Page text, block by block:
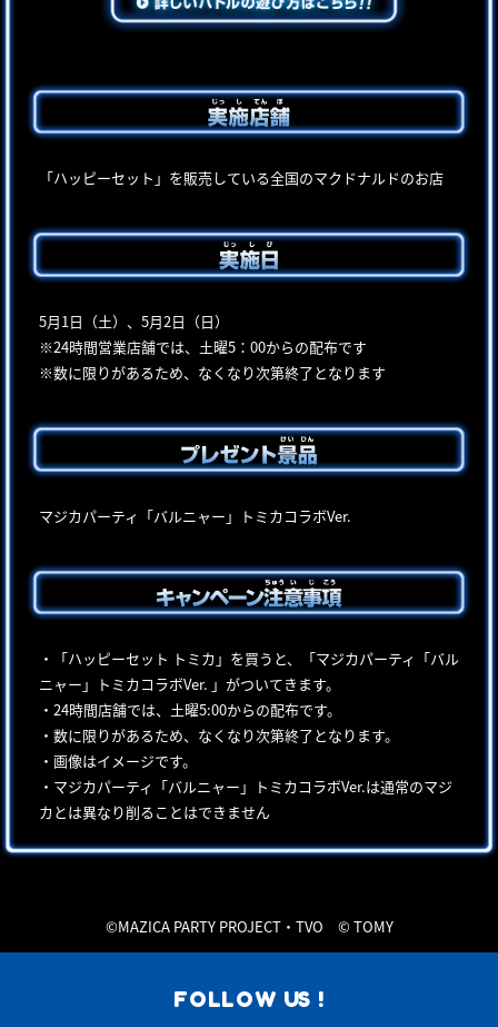
「ハッピーセット」を販売している全国のマクドナルドのお店
5月1日（土）、5月2日（日）
※24時間営業店舗では、土曜5：00からの配布です
※数に限りがあるため、なくなり次第終了となります
マジカパーティ「バルニャー」トミカコラボVer.
・「ハッピーセット トミカ」を買うと、「マジカパーティ「バル
ニャー」トミカコラボVer. 」がついてきます。
・24時間店舗では、土曜5:00からの配布です。
・数に限りがあるため、なくなり次第終了となります。
・画像はイメージです。
・マジカパーティ「バルニャー」トミカコラボVer.は通常のマジ
カとは異なり削ることはできません
©︎MAZICA PARTY PROJECT・TVO ©︎ TOMY
FOLLOW US !